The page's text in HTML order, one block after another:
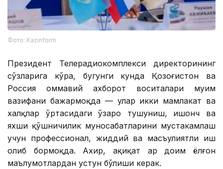
Фото: Kazinform
Президент Телерадиокомплекси директорининг
сўзларига кўра, бугунги кунда Қозоғистон ва
Россия оммавий ахборот воситалари муҳим
вазифани бажармоқда — улар икки мамлакат ва
халқлар ўртасидаги ўзаро тушуниш, ишонч ва
яхши қўшничилик муносабатларини мустаҳкамлаш
учун профессионал, жиддий ва масъулиятли иш
олиб бормоқда. Ахир, ҳақиқат ҳар доим ёлғон
маълумотлардан устун бўлиши керак.